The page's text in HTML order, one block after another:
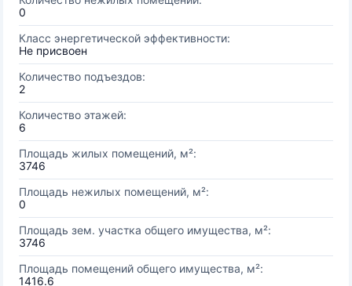
0
Класс энергетической эффективности:
Не присвоен
Количество подъездов:
2
Количество этажей:
6
Площадь жилых помещений, м²:
3746
Площадь нежилых помещений, м²:
0
Площадь зем. участка общего имущества, м²:
3746
Площадь помещений общего имущества, м²:
1416.6